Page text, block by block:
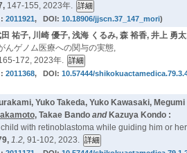
147-155, 2023年.
2011921, DOI: 10.18906/jjscn.37_147_mori)
祐子, 川崎 優子, 浅海 くるみ, 森 裕香, 井上 勇
んゲノム医療への関与の実態,
172, 2023年.
2011368, DOI: 10.57444/
Yuko Takeda, Yuko Kawasaki,
, Takae Bandoand Kazuya Kondo :
with retinoblastoma while guiding him or
1.2, 91-102, 2023.